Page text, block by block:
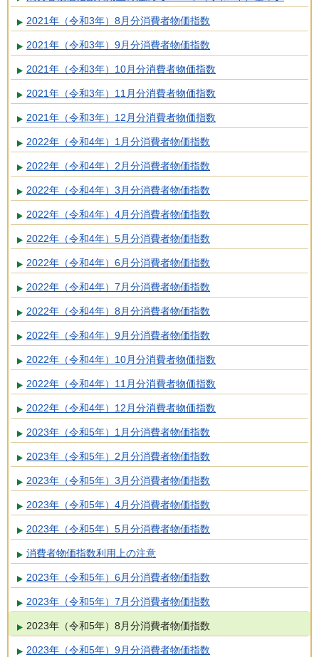
2021年（令和3年）8月分消費者物価指数
2021年（令和3年）9月分消費者物価指数
2021年（令和3年）10月分消費者物価指数
2021年（令和3年）11月分消費者物価指数
2021年（令和3年）12月分消費者物価指数
2022年（令和4年）1月分消費者物価指数
2022年（令和4年）2月分消費者物価指数
2022年（令和4年）3月分消費者物価指数
2022年（令和4年）4月分消費者物価指数
2022年（令和4年）5月分消費者物価指数
2022年（令和4年）6月分消費者物価指数
2022年（令和4年）7月分消費者物価指数
2022年（令和4年）8月分消費者物価指数
2022年（令和4年）9月分消費者物価指数
2022年（令和4年）10月分消費者物価指数
2022年（令和4年）11月分消費者物価指数
2022年（令和4年）12月分消費者物価指数
2023年（令和5年）1月分消費者物価指数
2023年（令和5年）2月分消費者物価指数
2023年（令和5年）3月分消費者物価指数
2023年（令和5年）4月分消費者物価指数
2023年（令和5年）5月分消費者物価指数
消費者物価指数利用上の注意
2023年（令和5年）6月分消費者物価指数
2023年（令和5年）7月分消費者物価指数
2023年（令和5年）8月分消費者物価指数
2023年（令和5年）9月分消費者物価指数